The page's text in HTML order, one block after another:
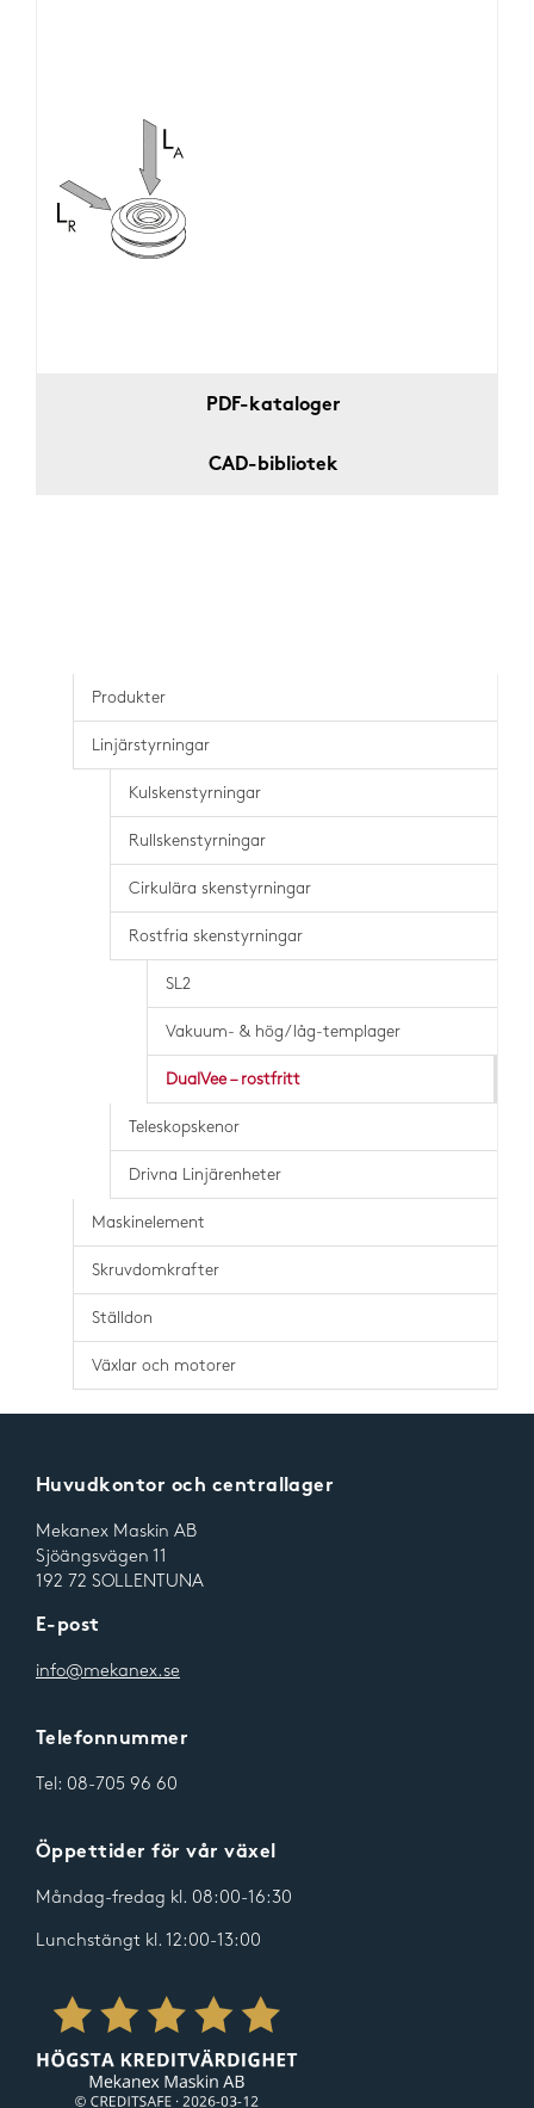
PDF-kataloger
CAD-bibliotek
Produkter
Linjärstyrningar
Kulskenstyrningar
Rullskenstyrningar
Cirkulära skenstyrningar
Rostfria skenstyrningar
SL2
Vakuum- & hög/låg-templager
DualVee – rostfritt
Teleskopskenor
Drivna Linjärenheter
Maskinelement
Skruvdomkrafter
Ställdon
Växlar och motorer
Huvudkontor och centrallager
Mekanex Maskin AB
Sjöängsvägen 11
192 72 SOLLENTUNA
E-post
info@mekanex.se
Telefonnummer
Tel: 08-705 96 60
Öppettider för vår växel
Måndag-fredag kl. 08:00-16:30
Lunchstängt kl. 12:00-13:00